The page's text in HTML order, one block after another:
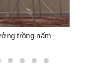
trồng nấm